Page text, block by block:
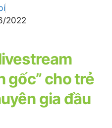
2022
gốc” cho trẻ
gia đầu